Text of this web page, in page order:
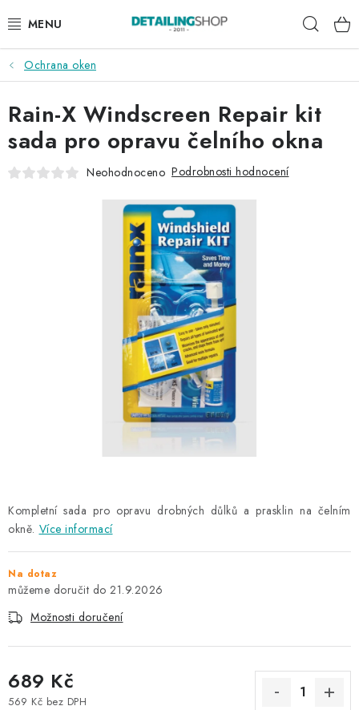
na
AKCE
NOVINKY
EXTERIÉR
DÁRKOVÉ SADY A POUKAZY
Věrnostní program
Podmínky ochrany osobních údajů
Mapa serveru
Ochrana oken
Kompletní sada pro opravu drobných důlků a prasklin na čelním
okně. Více informací
Na dotaz
21.9.2026
Možnosti doručení
689 Kč
569 Kč bez DPH
Rain-X Windscreen Repair kit
sada pro opravu čelního okna
Neohodnoceno Podrobnosti hodnocení